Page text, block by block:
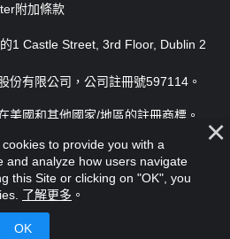
附加條款
1 Castle Street, 3rd Floor, Dublin 2
份有限公司，公司註冊號597114。
美國和其他國家/地區的註冊商標。
Ltd. 保留所有權利。
to provide you with a
and analyze how users navigate
this Site or clicking on "OK", you
了解更多 。